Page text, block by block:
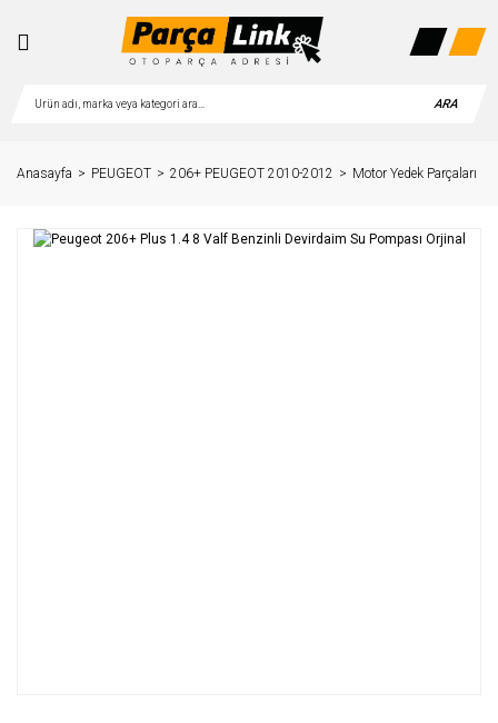
ARA
Anasayfa PEUGEOT 206+ PEUGEOT 2010-2012 Motor Yedek Parçaları